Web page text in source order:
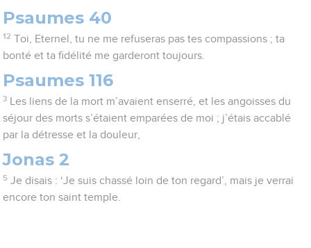
Psaumes 40
12 Toi, Eternel, tu ne me refuseras pas tes compassions ; ta
bonté et ta fidélité me garderont toujours.
Psaumes 116
3
Les liens de la mort m’avaient enserré, et les angoisses du
séjour des morts s’étaient emparées de moi ; j’étais accablé
par la détresse et la douleur,
Jonas 2
5 Je disais : ‘Je suis chassé loin de ton regard’, mais je verrai
encore ton saint temple.